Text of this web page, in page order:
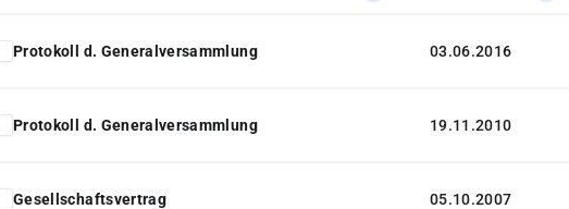
Protokoll d. Generalversammlung 03.06.2016
Protokoll d. Generalversammlung 19.11.2010
Gesellschaftsvertrag 05.10.2007